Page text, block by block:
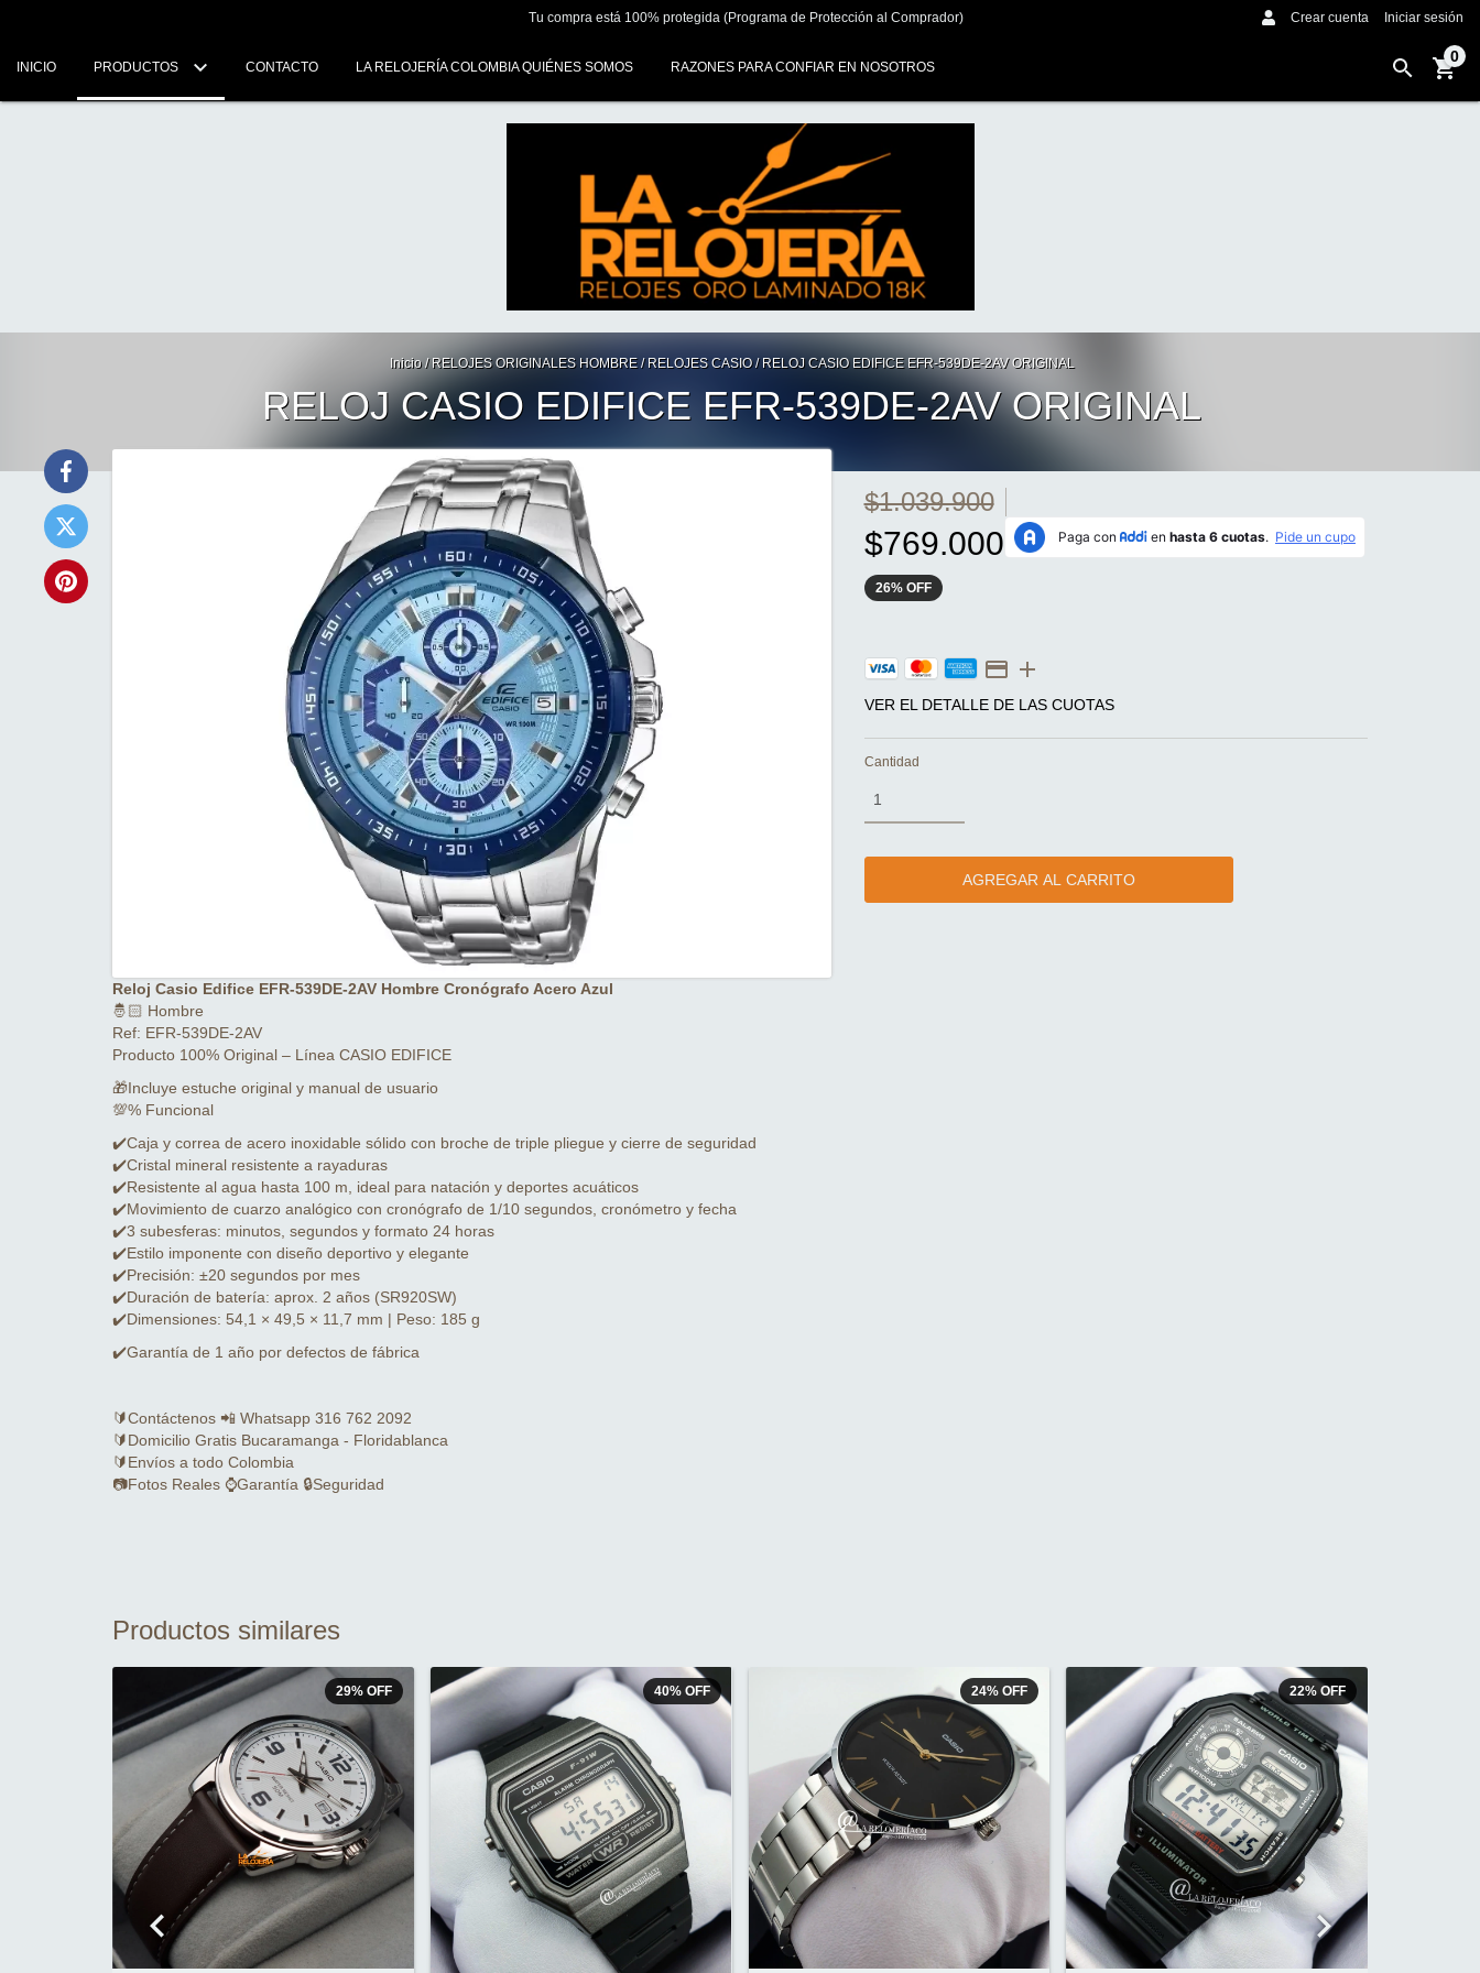
Tu compra está 100% protegida (Programa de Protección al Comprador) Crear cuenta Iniciar sesión
INICIO PRODUCTOS CONTACTO LA RELOJERÍA COLOMBIA QUIÉNES SOMOS RAZONES PARA CONFIAR EN NOSOTROS
0
Inicio / RELOJES ORIGINALES HOMBRE / RELOJES CASIO / RELOJ CASIO EDIFICE EFR-539DE-2AV ORIGINAL
RELOJ CASIO EDIFICE EFR-539DE-2AV ORIGINAL
$1.039.900
$769.000
26% OFF
VER EL DETALLE DE LAS CUOTAS
Cantidad
Reloj Casio Edifice EFR-539DE-2AV Hombre Cronógrafo Acero Azul
🤴🏻 Hombre
Ref: EFR-539DE-2AV
Producto 100% Original – Línea CASIO EDIFICE
🎁Incluye estuche original y manual de usuario
💯% Funcional
✔️Caja y correa de acero inoxidable sólido con broche de triple pliegue y cierre de seguridad
✔️Cristal mineral resistente a rayaduras
✔️Resistente al agua hasta 100 m, ideal para natación y deportes acuáticos
✔️Movimiento de cuarzo analógico con cronógrafo de 1/10 segundos, cronómetro y fecha
✔️3 subesferas: minutos, segundos y formato 24 horas
✔️Estilo imponente con diseño deportivo y elegante
✔️Precisión: ±20 segundos por mes
✔️Duración de batería: aprox. 2 años (SR920SW)
✔️Dimensiones: 54,1 × 49,5 × 11,7 mm | Peso: 185 g
✔️Garantía de 1 año por defectos de fábrica
🔰Contáctenos 📲 Whatsapp 316 762 2092
🔰Domicilio Gratis Bucaramanga - Floridablanca
🔰Envíos a todo Colombia
📷Fotos Reales ⌚Garantía 🔒Seguridad
Productos similares
29% OFF 40% OFF 24%OFF 22% OFF